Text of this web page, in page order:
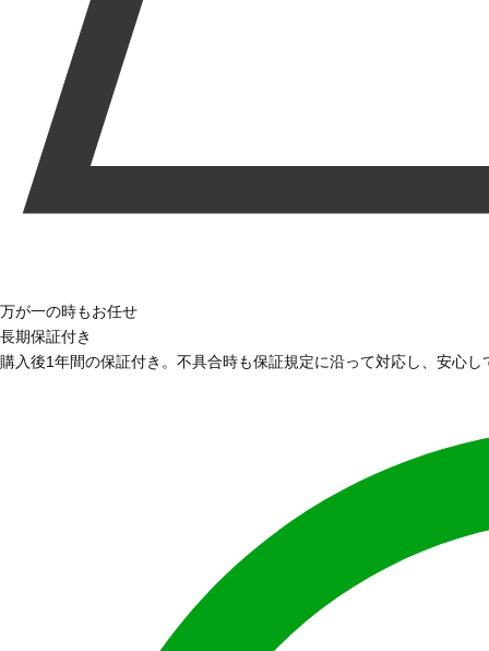
万が一の時もお任せ
長期保証付き
購入後1年間の保証付き。不具合時も保証規定に沿って対応し、安心